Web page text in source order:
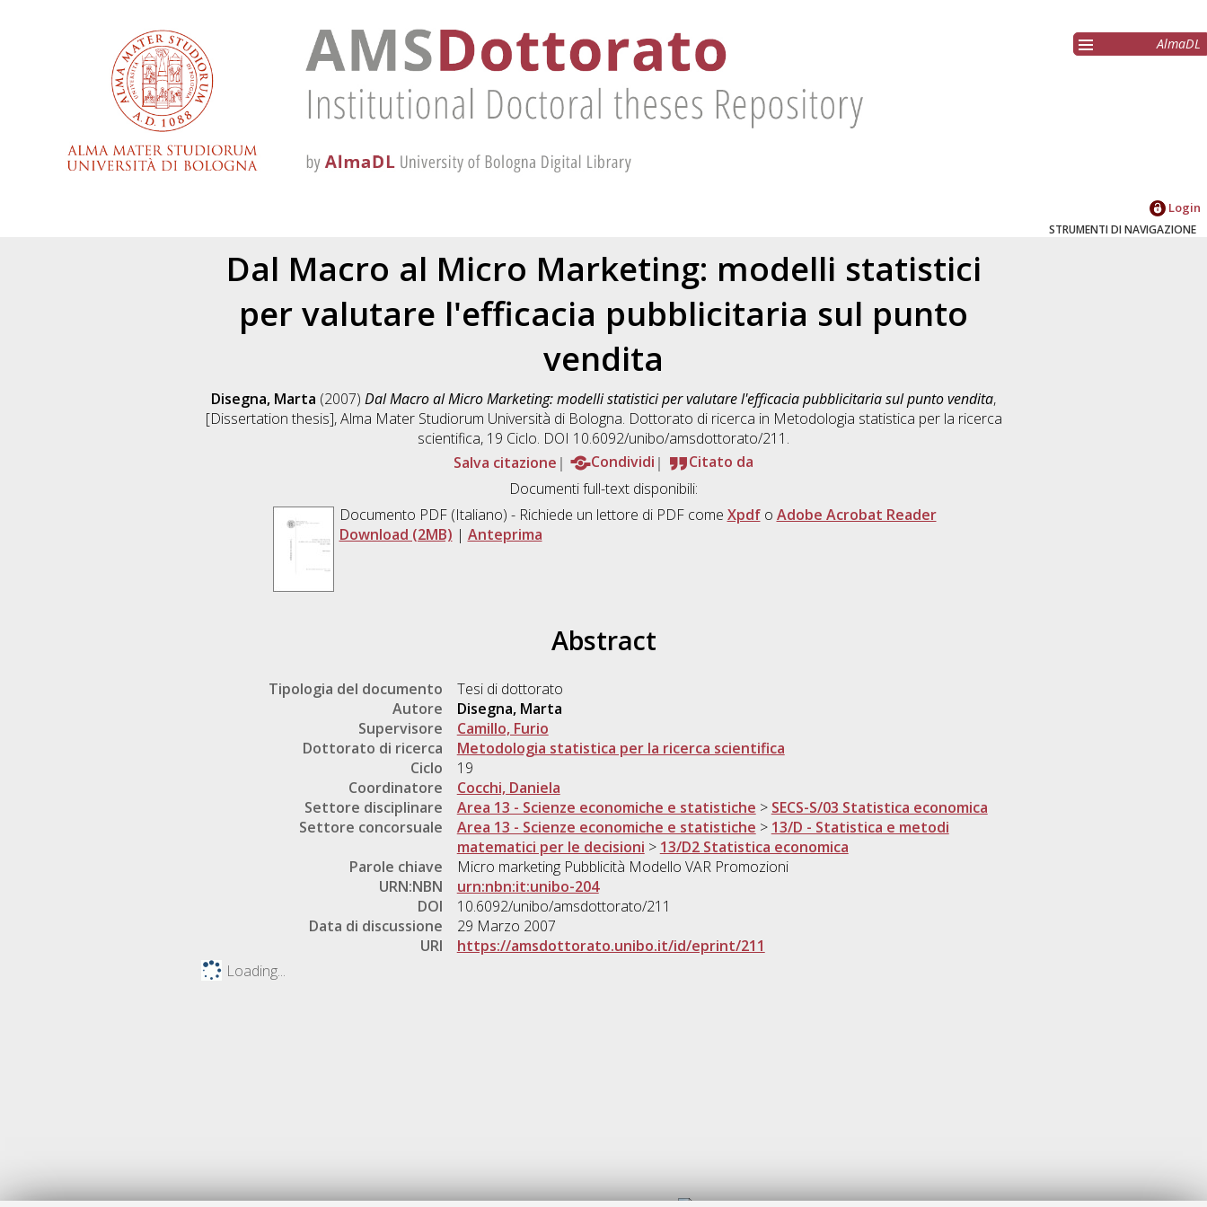
AlmaDL
Login
STRUMENTI DI NAVIGAZIONE
Dal Macro al Micro Marketing: modelli statistici
per valutare l'efficacia pubblicitaria sul punto
vendita
Disegna, Marta (2007) Dal Macro al Micro Marketing: modelli statistici per valutare l'efficacia pubblicitaria sul punto vendita,
[Dissertation thesis], Alma Mater Studiorum Università di Bologna. Dottorato di ricerca in Metodologia statistica per la ricerca
scientifica, 19 Ciclo. DOI 10.6092/unibo/amsdottorato/211.
Salva citazione
Condividi
Citato da
Documenti full-text disponibili:
Documento PDF(Italiano) - Richiede un lettore di PDF come Xpdfo Adobe Acrobat Reader
Download (2MB) | Anteprima
Abstract
Tipologia del documento
Tesi di dottorato
Autore
Disegna, Marta
Supervisore
Camillo, Furio
Dottorato di ricerca
Metodologia statistica per la ricerca scientifica
Ciclo
19
Coordinatore
Cocchi, Daniela
Settore disciplinare
Area 13 - Scienze economiche e statistiche > SECS-S/03 Statistica economica
Settore concorsuale
Area 13 - Scienze economiche e statistiche > 13/D - Statistica e metodi
matematici per le decisioni > 13/D2 Statistica economica
Parole chiave
Micro marketing Pubblicità Modello VAR Promozioni
URN:NBN
urn:nbn:it:unibo-204
DOI
10.6092/unibo/amsdottorato/211
Data di discussione
29 Marzo 2007
URI
https://amsdottorato.unibo.it/id/eprint/211
Loading...